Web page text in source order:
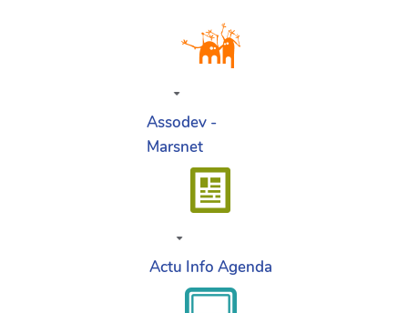
Assodev -
Marsnet
Actu Info Agenda